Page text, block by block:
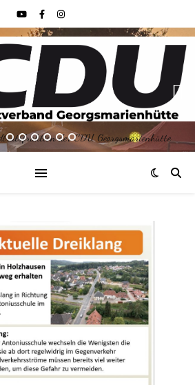
der CDU Georgsmarienhütte